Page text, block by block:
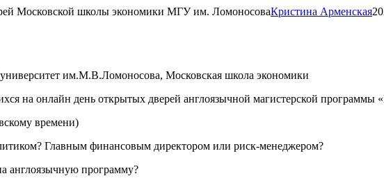
Московской школы экономики МГУ им. ЛомоносоваКристина Арменская
им.М.В.Ломоносова, Московская школа экономики
на онлайн день открытых дверей англоязычной магистерской
времени)
Главным финансовым директором или риск-менеджером?
англоязычную программу?